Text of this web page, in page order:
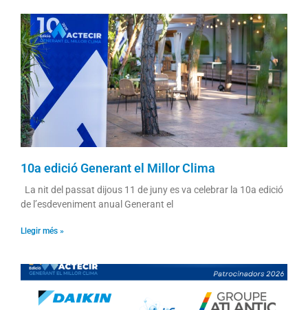
10a edició Generant el Millor Clima
La nit del passat dijous 11 de juny es va celebrar la 10a edició
de l’esdeveniment anual Generant el
Llegir més »